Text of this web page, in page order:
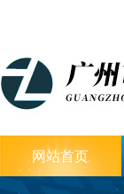
网站首页